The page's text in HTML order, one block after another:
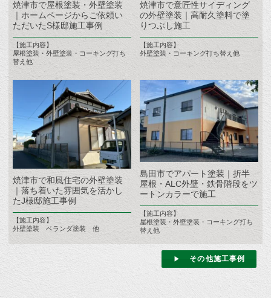
焼津市で屋根塗装・外壁塗装
｜ホームページからご依頼い
ただいたS様邸施工事例
【施工内容】
屋根塗装・外壁塗装・コーキング打ち
替え他
焼津市で意匠性サイディング
の外壁塗装｜高耐久塗料で塗
りつぶし施工
【施工内容】
外壁塗装・コーキング打ち替え他
焼津市で和風住宅の外壁塗装
｜落ち着いた雰囲気を活かし
たJ様邸施工事例
【施工内容】
外壁塗装 ベランダ塗装 他
島田市でアパート塗装｜折半
屋根・ALC外壁・鉄骨階段をツ
ートンカラーで施工
【施工内容】
屋根塗装・外壁塗装・コーキング打ち
替え他
その他施工事例